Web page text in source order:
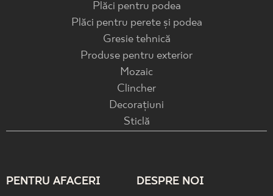
Plăci pentru podea
Plăci pentru perete și podea
Gresie tehnică
Produse pentru exterior
Mozaic
Clincher
Decorațiuni
Sticlă
PENTRU AFACERI DESPRE NOI